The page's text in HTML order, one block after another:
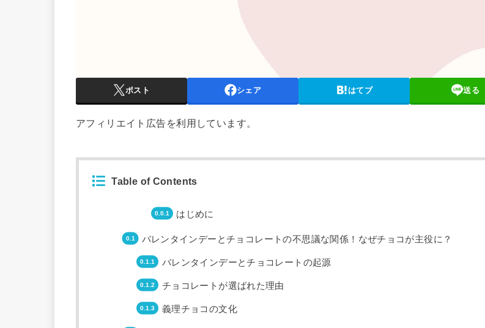
ポスト シェア はてブ 送る
アフィリエイト広告を利用しています。
Table of Contents
はじめに
バレンタインデーとチョコレートの不思議な関係！なぜチョコが主役に？
バレンタインデーとチョコレートの起源
チョコレートが選ばれた理由
義理チョコの文化